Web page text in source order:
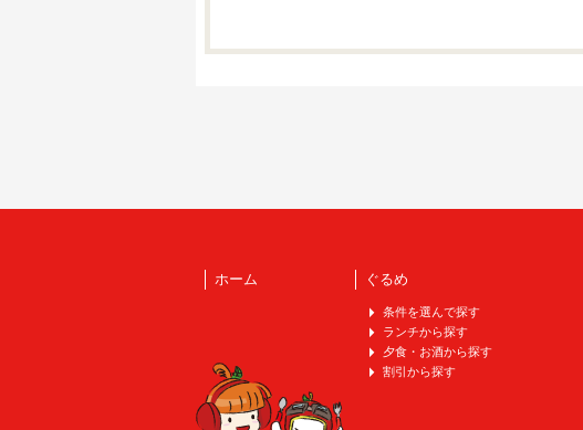
ホーム ぐるめ
条件を選んで探す
ランチから探す
夕食・お酒から探す
割引から探す